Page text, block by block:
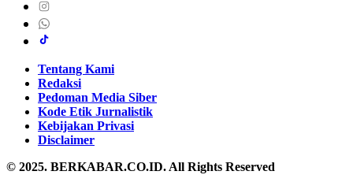
Tentang Kami
Redaksi
Pedoman Media Siber
Kode Etik Jurnalistik
Kebijakan Privasi
Disclaimer
© 2025. BERKABAR.CO.ID. All Rights Reserved